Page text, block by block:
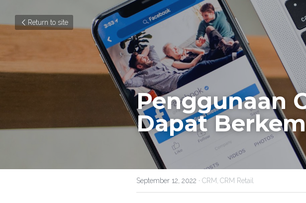
Return to site
Penggunaan
Dapat
September 12, 2022 · CRM, CRM Retail